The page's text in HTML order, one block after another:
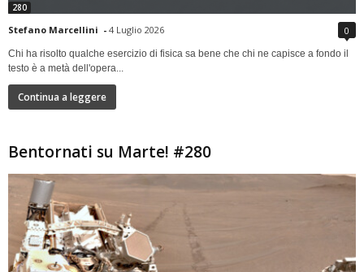
280
Stefano Marcellini - 4 Luglio 2026 0
Chi ha risolto qualche esercizio di fisica sa bene che chi ne capisce a fondo il
testo è a metà dell'opera...
Continua a leggere
Bentornati su Marte! #280